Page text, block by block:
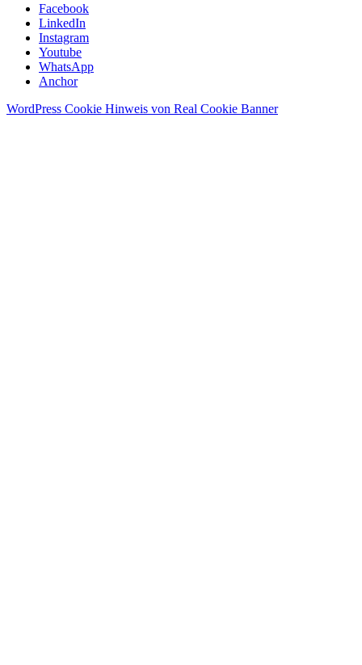
Facebook
LinkedIn
Instagram
Youtube
WhatsApp
Anchor
WordPress Cookie Hinweis von Real Cookie Banner